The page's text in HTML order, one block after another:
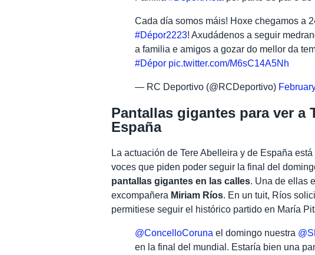
Cada día somos máis! Hoxe chegamos a
#Dépor2223! Axudádenos a seguir
a familia e amigos a gozar do mellor da
#Dépor pic.twitter.com/M6sC14A5Nh
— RC Deportivo (@RCDeportivo)
Pantallas gigantes para ver a
España
La actuación de Tere Abelleira y de España
voces que piden poder seguir la final del
pantallas gigantes en las calles. Una de ellas
excompañera Miriam Ríos. En un tuit, Ríos
permitiese seguir el histórico partido en María
@ConcelloCoruna el domingo nuestra
en la final del mundial. Estaría bien una